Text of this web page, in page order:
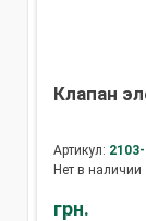
Клапан
Артикул:
Нет в наличии
грн.